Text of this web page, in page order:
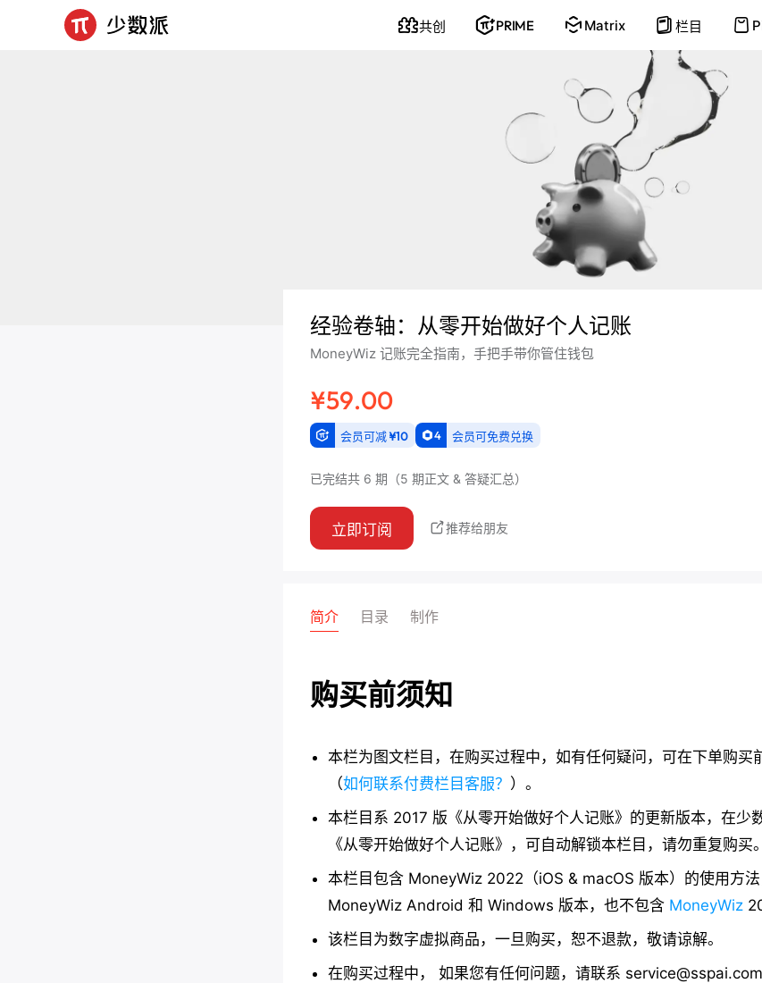
共创 PRIME Matrix 栏目
经验卷轴：从零开始做好个人记账
MoneyWiz 记账完全指南，手把手带你管住钱包
¥59.00
会员可减¥10 4 会员可免费兑换
已完结共 6 期 （5 期正文 & 答疑汇总）
立即订阅 推荐给朋友
简介 目录 制作
购买前须知
本栏为图文栏目，在购买过程中，如有任何疑问，可在下单购买
（如何联系付费栏目客服？ ）。
本栏目系 2017 版《从零开始做好个人记账》的更新版本，在少
《从零开始做好个人记账》，可自动解锁本栏目，请勿重复购买。
本栏目包含 MoneyWiz 2022（iOS & macOS 版本）的使用方
MoneyWiz Android 和 Windows 版本，也不包含 MoneyWiz
该栏目为数字虚拟商品，一旦购买，恕不退款，敬请谅解。
在购买过程中， 如果您有任何问题，请联系 service@sspai.com